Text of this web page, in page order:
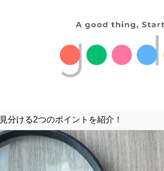
分ける2つのポイントを紹介！